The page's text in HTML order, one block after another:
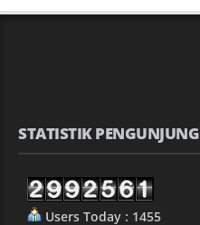
STATISTIK PENGUNJUNG
Users Today : 1455